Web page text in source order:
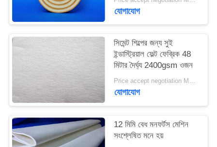
PRIVACY
POLICY
যোগাযোগ
সিমেন্ট শিল্পের জন্য সুই
ইন্ডাস্ট্রিয়াল ফেল্ট ফেব্রিক 48
মিটার দৈর্ঘ্য 2400gsm ওজন
Price accept negotiation MOQ:এক পিসি
যোগাযোগ
12 মিমি বেধ মনফর্টস মেশিন
সংশ্লেষিত মনে হয়